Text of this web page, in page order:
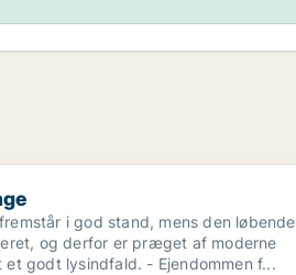
i god stand, mens den løbende
og derfor er præget af moderne
elementer samt et godt lysindfald. - Ejendommen f...